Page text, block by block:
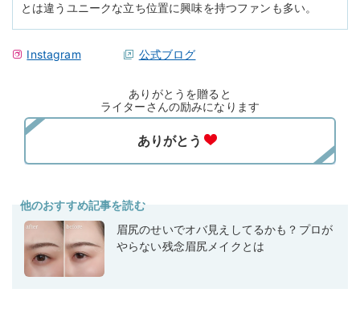
とは違うユニークな立ち位置に興味を持つファンも多い。
Instagram 公式ブログ
ありがとうを贈ると
ライターさんの励みになります
他のおすすめ記事を読む
眉尻のせいでオバ見えしてるかも？プロが
やらない残念眉尻メイクとは